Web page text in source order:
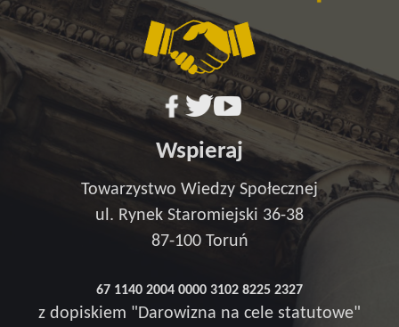
Wspieraj
Towarzystwo Wiedzy Społecznej
ul. Rynek Staromiejski 36-38
87-100 Toruń
67 1140 2004 0000 3102 8225 2327
z dopiskiem "Darowizna na cele statutowe"